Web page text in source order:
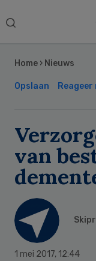
Search
Home › Nieuws
Opslaan Reageer
van
1 mei 2017, 12:44
Sidebar